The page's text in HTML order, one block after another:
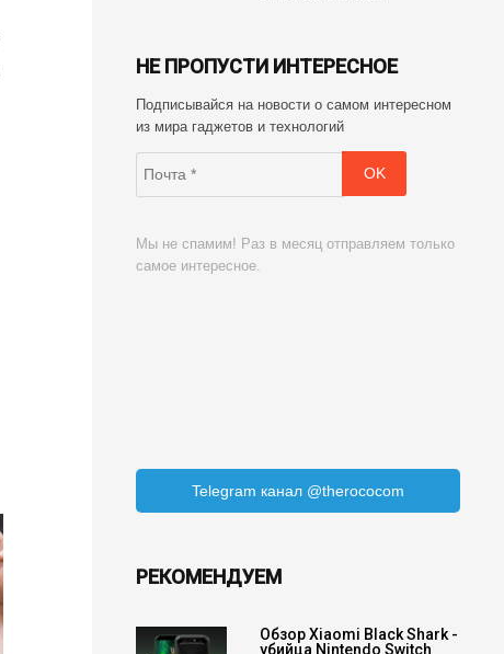
НЕ ПРОПУСТИ ИНТЕРЕСНОЕ
Подписывайся на новости о самом интересном
из мира гаджетов и технологий
Мы не спамим! Раз в месяц отправляем только
самое интересное.
Telegram канал @therococom
РЕКОМЕНДУЕМ
Обзор Xiaomi Black Shark -
убийца Nintendo Switch